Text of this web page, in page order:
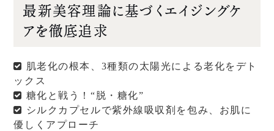
最新美容理論に基づくエイジングケ
アを徹底追求
肌老化の根本、3種類の太陽光による老化をデト
ックス
糖化と戦う！“脱・糖化”
シルクカプセルで紫外線吸収剤を包み、お肌に
優しくアプローチ